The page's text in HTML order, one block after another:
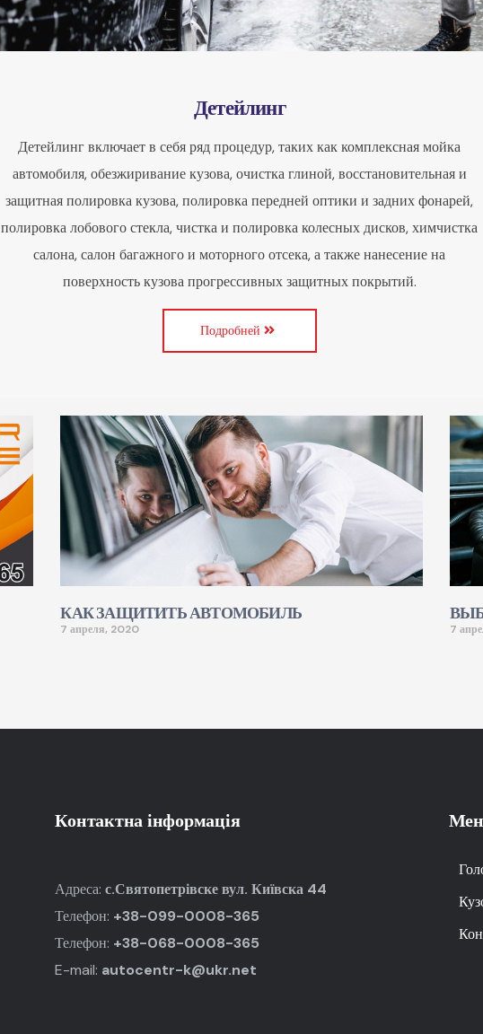
Детейлинг
Детейлинг включает в себя ряд процедур, таких как комплексная мойка
автомобиля, обезжиривание кузова, очистка глиной, восстановительная и
защитная полировка кузова, полировка передней оптики и задних фонарей,
полировка лобового стекла, чистка и полировка колесных дисков, химчистка
салона, салон багажного и моторного отсека, а также нанесение на
поверхность кузова прогрессивных защитных покрытий.
Подробней
КАК ЗАЩИТИТЬ АВТОМОБИЛЬ
7 апреля, 2020 7
Контактна інформація
Адреса:с.Святопетрівске вул. Київска 44
Телефон: +38-099-0008-365
Телефон: +38-068-0008-365
E-mail: autocentr-k@ukr.net